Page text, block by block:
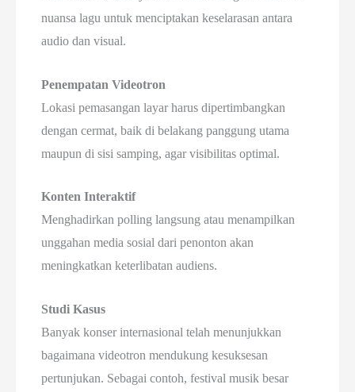
nuansa lagu untuk menciptakan keselarasan antara
audio dan visual.
Penempatan Videotron
Lokasi pemasangan layar harus dipertimbangkan
dengan cermat, baik di belakang panggung utama
maupun di sisi samping, agar visibilitas optimal.
Konten Interaktif
Menghadirkan polling langsung atau menampilkan
unggahan media sosial dari penonton akan
meningkatkan keterlibatan audiens.
Studi Kasus
Banyak konser internasional telah menunjukkan
bagaimana videotron mendukung kesuksesan
pertunjukan. Sebagai contoh, festival musik besar